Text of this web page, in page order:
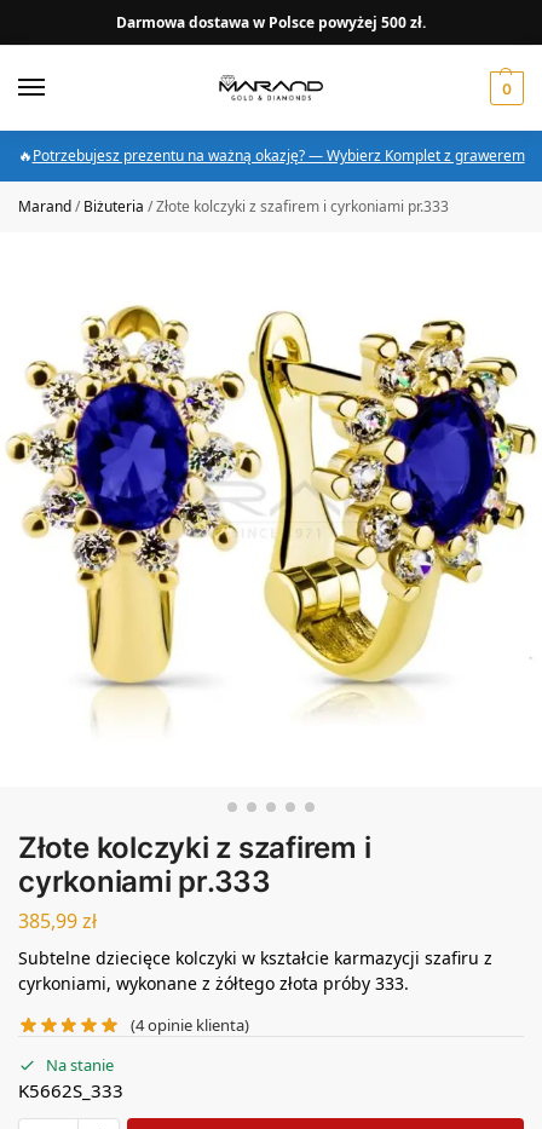
Darmowa dostawa w Polsce powyżej 500 zł.
0
🔥Potrzebujesz prezentu na ważną okazję? — Wybierz Komplet z grawerem
Marand/Biżuteria /Złote kolczyki z szafirem i cyrkoniami pr.333
Złote kolczyki z szafirem i
cyrkoniami pr.333
385,99zł
Subtelne dziecięce kolczyki w kształcie karmazycji szafiru z
cyrkoniami, wykonane z żółtego złota próby 333.
(4opinie klienta)
Na stanie
K5662S_333